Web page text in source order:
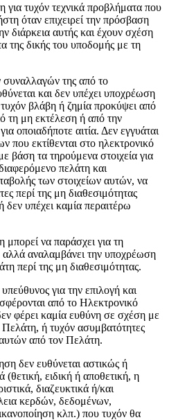
για τυχόν τεχνικά προβλήματα που
όταν επιχειρεί την πρόσβαση
διάρκεια αυτής και έχουν σχέση
της δικής του υποδομής με τη
συναλλαγών της από το
και δεν υπέχει υποχρέωση
βλάβη ή ζημία προκύψει από
τη μη εκτέλεση ή από την
οποιαδήποτε αιτία. Δεν εγγυάται
που εκτίθενται στο ηλεκτρονικό
βάση τα τηρούμενα στοιχεία για
πελάτη και
των στοιχείων αυτών, να
περί της μη διαθεσιμότητας
δεν υπέχει καμία περαιτέρω
να παράσχει για τη
αλλά αναλαμβάνει την υποχρέωση
περί της μη διαθεσιμότητας.
για την επιλογή και
από το Ηλεκτρονικό
φέρει καμία ευθύνη σε σχέση με
Πελάτη, ή τυχόν ασυμβατότητες
από τον Πελάτη.
δεν ευθύνεται αστικώς ή
(θετική, ειδική ή αποθετική, η
διαζευκτικά ή/και
κερδών, δεδομένων,
κλπ.) που τυχόν θα